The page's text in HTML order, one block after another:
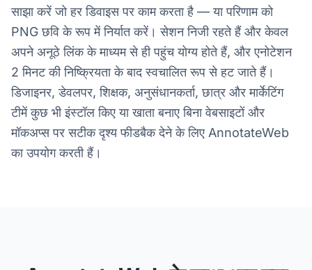
साझा करें जो हर डिवाइस पर काम करता है — या परिणाम को
PNG छवि के रूप में निर्यात करें। सेशन निजी रहते हैं और केवल
अपने अनूठे लिंक के माध्यम से ही पहुंच योग्य होते हैं, और एनोटेशन
2 मिनट की निष्क्रियता के बाद स्वचालित रूप से हट जाते हैं।
डिजाइनर, डेवलपर, शिक्षक, अनुसंधानकर्ता, छात्र और मार्केटिंग
टीमें कुछ भी इंस्टॉल किए या खाता बनाए बिना वेबसाइटों और
मॉकअप्स पर सटीक दृश्य फीडबैक देने के लिए AnnotateWeb
का उपयोग करती हैं।